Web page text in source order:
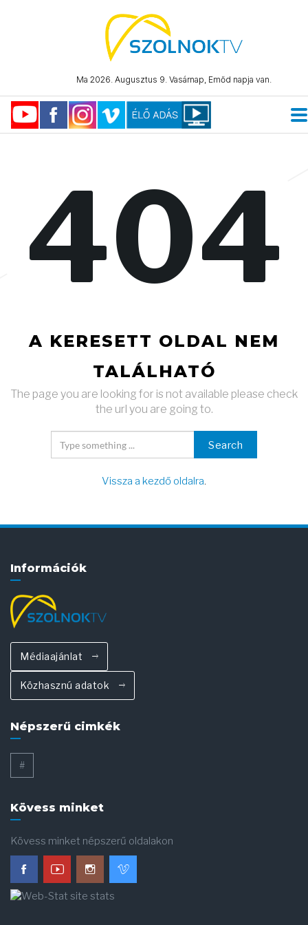
Ma 2026. Augusztus 9. Vasárnap, Emőd napja van.
404
A KERESETT OLDAL NEM
TALÁLHATÓ
The page you are looking for is not available please check
the url you are going to.
Search
Vissza a kezdő oldalra.
Információk
Médiaajánlat
Közhasznú adatok
Népszerű cimkék
#
Kövess minket
Kövess minket népszerű oldalakon